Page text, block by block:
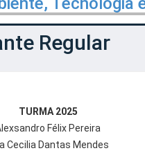
Regular
TURMA 2025
Félix Pereira
Cecilia Dantas Mendes